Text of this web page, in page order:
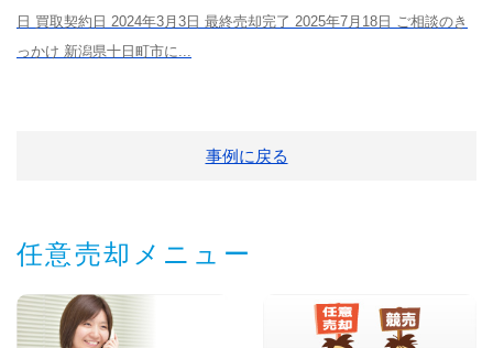
日 買取契約日 2024年3月3日 最終売却完了 2025年7月18日 ご相談のき
っかけ 新潟県十日町市に...
事例に戻る
任意売却メニュー